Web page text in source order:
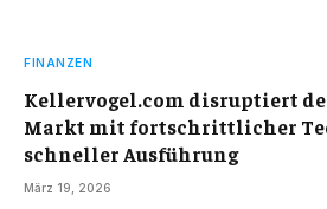
FINANZEN
Kellervogel.com disruptiert
Markt mit fortschrittlicher
schneller Ausführung
März 19, 2026